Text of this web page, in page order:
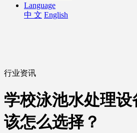
Language
中 文 English
行业资讯
学校泳池水处理设
该怎么选择？